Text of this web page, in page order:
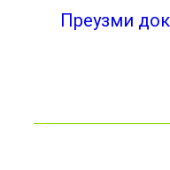
Преузми